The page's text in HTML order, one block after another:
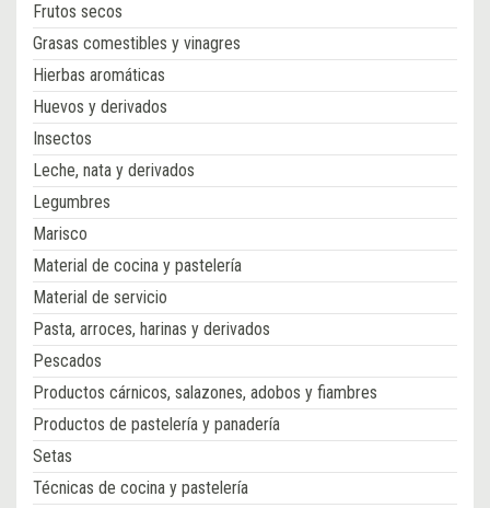
Frutos secos
Grasas comestibles y vinagres
Hierbas aromáticas
Huevos y derivados
Insectos
Leche, nata y derivados
Legumbres
Marisco
Material de cocina y pastelería
Material de servicio
Pasta, arroces, harinas y derivados
Pescados
Productos cárnicos, salazones, adobos y fiambres
Productos de pastelería y panadería
Setas
Técnicas de cocina y pastelería